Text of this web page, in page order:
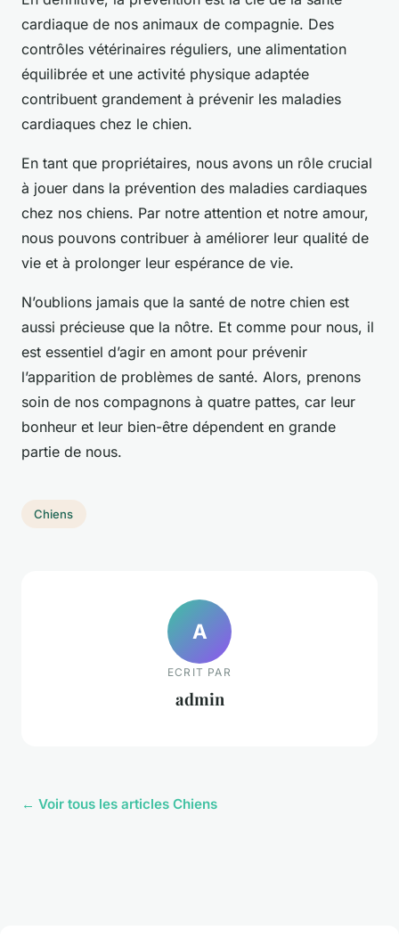
cardiaque de nos animaux de compagnie. Des
contrôles vétérinaires réguliers, une alimentation
équilibrée et une activité physique adaptée
contribuent grandement à prévenir les maladies
cardiaques chez le chien.
En tant que propriétaires, nous avons un rôle crucial
à jouer dans la prévention des maladies cardiaques
chez nos chiens. Par notre attention et notre amour,
nous pouvons contribuer à améliorer leur qualité de
vie et à prolonger leur espérance de vie.
N’oublions jamais que la santé de notre chien est
aussi précieuse que la nôtre. Et comme pour nous, il
est essentiel d’agir en amont pour prévenir
l’apparition de problèmes de santé. Alors, prenons
soin de nos compagnons à quatre pattes, car leur
bonheur et leur bien-être dépendent en grande
partie de nous.
Chiens
A
ECRIT PAR
admin
← Voir tous les articles Chiens